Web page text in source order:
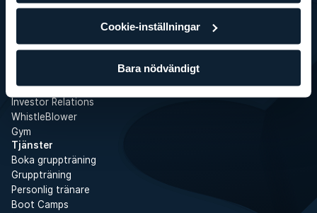
Cookie-inställningar
Bara nödvändigt
SATS
Företag
SATS Rewards
Investor Relations
WhistleBlower
Gym
Tjänster
Boka gruppträning
Gruppträning
Personlig tränare
Boot Camps